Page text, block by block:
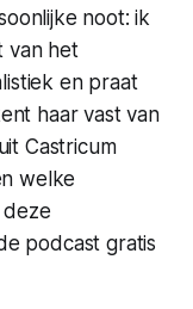
noot: ik
van het
en praat
haar vast van
Castricum
welke
podcast gratis